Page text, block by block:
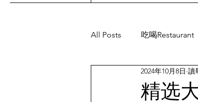
All Posts 吃喝Restaurant
餐厅优惠Restaurant's
精选
2024年10月8日 讀